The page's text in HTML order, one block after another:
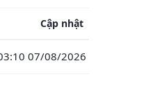
Cập nhật
07/08/2026